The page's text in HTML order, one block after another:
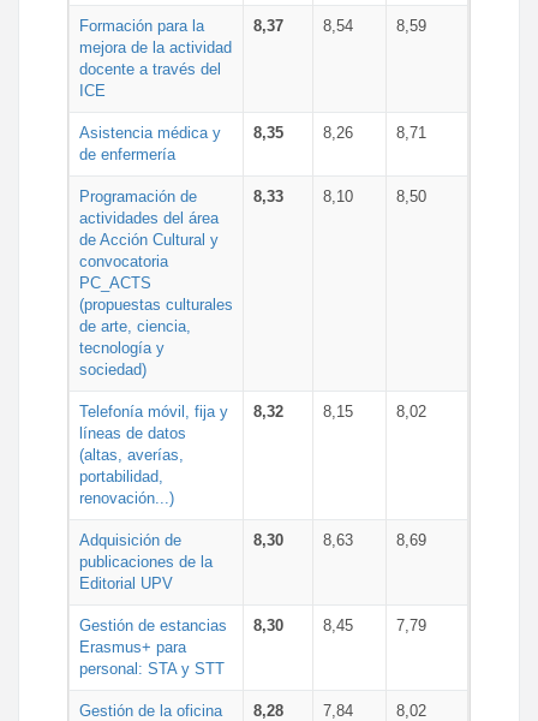
Formación para la
mejora de la actividad
docente a través del
ICE
8,37 8,54 8,59
Asistencia médica y
de enfermería
8,35 8,26 8,71
Programación de
actividades del área
de Acción Cultural y
convocatoria
PC_ACTS
(propuestas culturales
de arte, ciencia,
tecnología y
sociedad)
8,33 8,10 8,50
Telefonía móvil, fija y
líneas de datos
(altas, averías,
portabilidad,
renovación...)
8,32 8,15 8,02
Adquisición de
publicaciones de la
Editorial UPV
8,30 8,63 8,69
Gestión de estancias
Erasmus+ para
personal: STA y STT
8,30 8,45 7,79
Gestión de la oficina
8,28 7,84 8,02